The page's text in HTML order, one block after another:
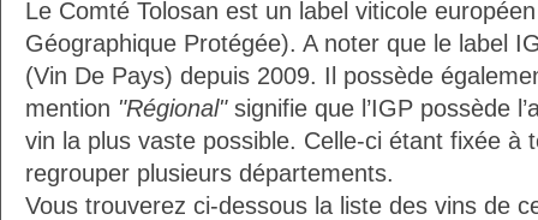
Le Comté Tolosan est un label viticole
Géographique Protégée). A noter que le label
(Vin De Pays) depuis 2009. Il possède
mention "Régional"signifie que l’IGP possède
vin la plus vaste possible. Celle-ci étant fixée à
regrouper plusieurs départements.
Vous trouverez ci-dessous la liste des vins de